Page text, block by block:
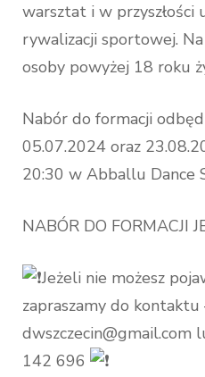
warsztat i w przyszłości
rywalizacji sportowej.
osoby powyżej 18 roku
Nabór do formacji
05.07.2024 oraz
20:30 w Abballu Dance
NABÓR DO FORMACJI
Jeżeli nie możesz
zapraszamy do kontaktu
dwszczecin@gmail.com
142 696